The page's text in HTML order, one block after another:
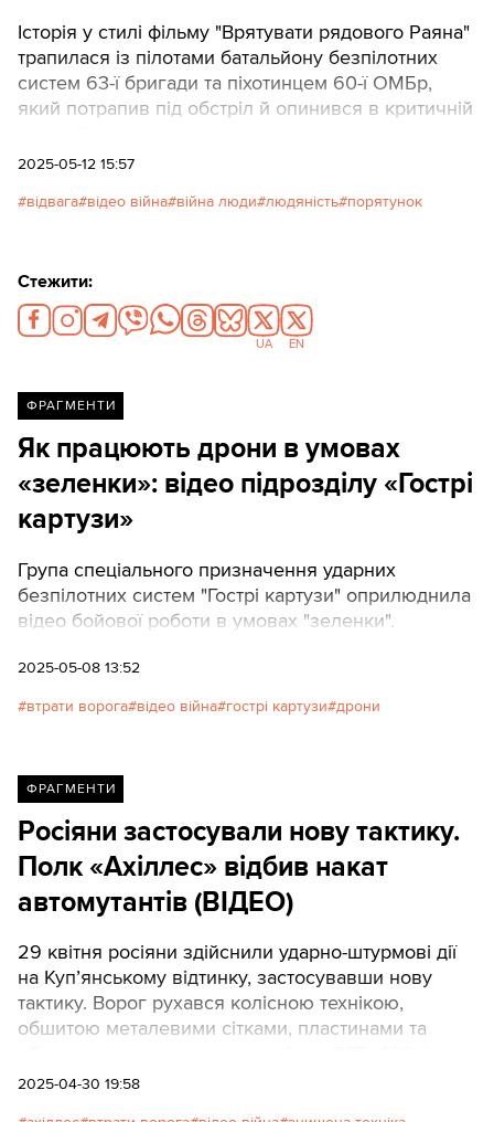
Історія у стилі фільму "Врятувати рядового Раяна"
трапилася із пілотами батальйону безпілотних
систем 63-ї бригади та піхотинцем 60-ї ОМБр,
який потрапив під обстріл й опинився в критичній
2025-05-12 15:57
відвага відео війна війна люди людяність порятунок
Стежити:
UA EN
ФРАГМЕНТИ
Як працюють дрони в умовах
«зеленки»: відео підрозділу «Гострі
картузи»
Група спеціального призначення ударних
безпілотних систем "Гострі картузи" оприлюднила
відео бойової роботи в умовах "зеленки".
2025-05-08 13:52
втрати ворога відео війна гострі картузи дрони
ФРАГМЕНТИ
Росіяни застосували нову тактику.
Полк «Ахіллес» відбив накат
автомутантів (ВІДЕО)
29 квітня росіяни здійснили ударно-штурмові дії
на Куп’янському відтинку, застосувавши нову
тактику. Ворог рухався колісною технікою,
обшитою металевими сітками, пластинами та
окремий полк безпілотних систем "АХІЛЛЕС"
2025-04-30 19:58